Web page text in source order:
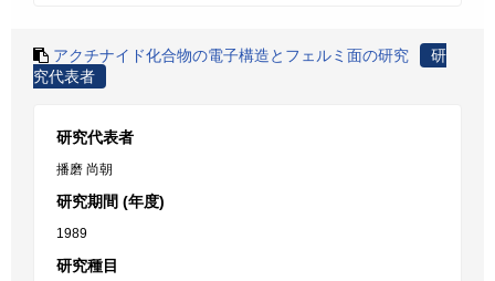
アクチナイド化合物の電子構造とフェルミ面の研究
研
究代表者
研究代表者
播磨 尚朝
研究期間 (年度)
1989
研究種目